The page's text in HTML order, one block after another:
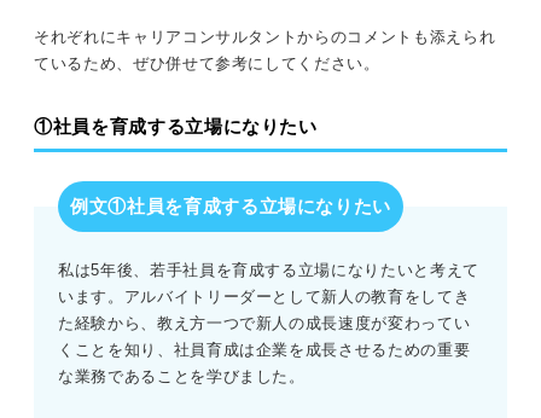
それぞれにキャリアコンサルタントからのコメントも添えられ
ているため、ぜひ併せて参考にしてください。
①社員を育成する立場になりたい
例文①社員を育成する立場になりたい
私は5年後、若手社員を育成する立場になりたいと考えて
います。アルバイトリーダーとして新人の教育をしてき
た経験から、教え方一つで新人の成長速度が変わってい
くことを知り、社員育成は企業を成長させるための重要
な業務であることを学びました。